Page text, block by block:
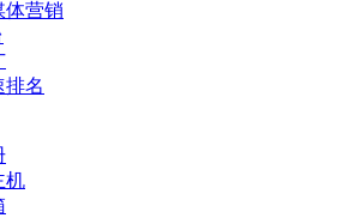
体营销
排名
机